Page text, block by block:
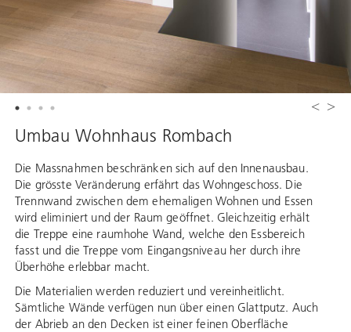
Umbau Wohnhaus Rombach
Die Massnahmen beschränken sich auf den Innenausbau.
Die grösste Veränderung erfährt das Wohngeschoss. Die
Trennwand zwischen dem ehemaligen Wohnen und Essen
wird eliminiert und der Raum geöffnet. Gleichzeitig erhält
die Treppe eine raumhohe Wand, welche den Essbereich
fasst und die Treppe vom Eingangsniveau her durch ihre
Überhöhe erlebbar macht.
Die Materialien werden reduziert und vereinheitlicht.
Sämtliche Wände verfügen nun über einen Glattputz. Auch
der Abrieb an den Decken ist einer feinen Oberfläche